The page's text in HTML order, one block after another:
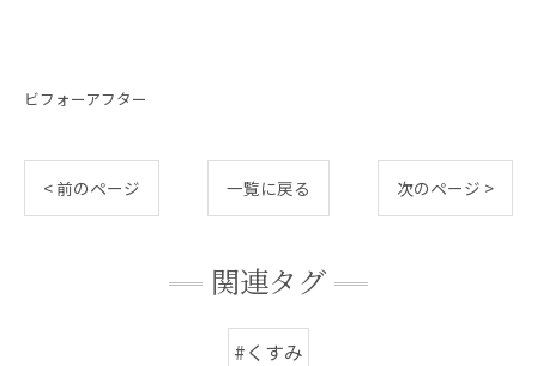
ビフォーアフター
< 前のページ 一覧に戻る 次のページ >
関連タグ
#くすみ